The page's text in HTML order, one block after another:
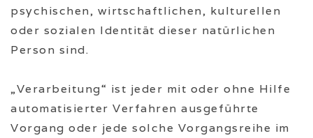
psychischen, wirtschaftlichen, kulturellen
oder sozialen Identität dieser natürlichen
Person sind.
„Verarbeitung“ ist jeder mit oder ohne Hilfe
automatisierter Verfahren ausgeführte
Vorgang oder jede solche Vorgangsreihe im